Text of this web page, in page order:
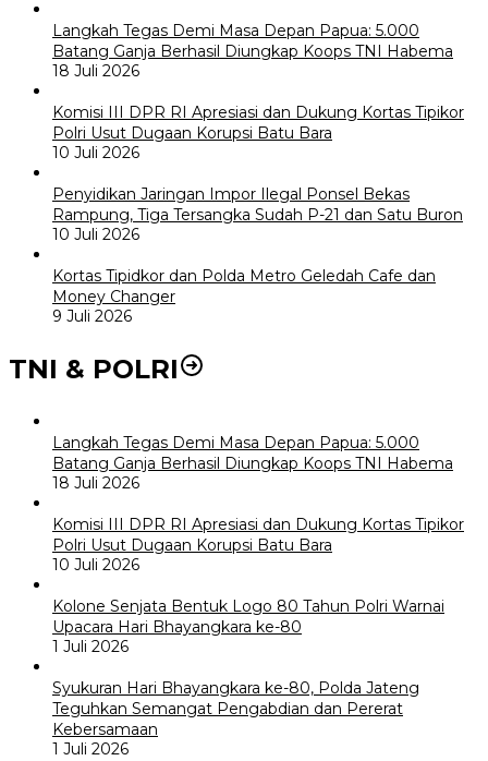
Langkah Tegas Demi Masa Depan Papua: 5.000
Batang Ganja Berhasil Diungkap Koops TNI Habema
18 Juli 2026
Komisi III DPR RI Apresiasi dan Dukung Kortas Tipikor
Polri Usut Dugaan Korupsi Batu Bara
10 Juli 2026
Penyidikan Jaringan Impor Ilegal Ponsel Bekas
Rampung, Tiga Tersangka Sudah P-21 dan Satu Buron
10 Juli 2026
Kortas Tipidkor dan Polda Metro Geledah Cafe dan
Money Changer
9 Juli 2026
TNI & POLRI
Langkah Tegas Demi Masa Depan Papua: 5.000
Batang Ganja Berhasil Diungkap Koops TNI Habema
18 Juli 2026
Komisi III DPR RI Apresiasi dan Dukung Kortas Tipikor
Polri Usut Dugaan Korupsi Batu Bara
10 Juli 2026
Kolone Senjata Bentuk Logo 80 Tahun Polri Warnai
Upacara Hari Bhayangkara ke-80
1 Juli 2026
Syukuran Hari Bhayangkara ke-80, Polda Jateng
Teguhkan Semangat Pengabdian dan Pererat
Kebersamaan
1 Juli 2026